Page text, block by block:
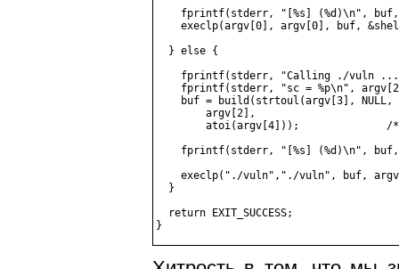
fprintf(stderr, "[%s] (%d)\n",
execlp(argv[0], argv[0], buf,
  } else {
fprintf(stderr, "Calling ./vuln
fprintf(stderr, "sc = %p\n",
buf = build(strtoul(argv[3], NULL,
        argv[2],
atoi(argv[4]));              /
fprintf(stderr, "[%s] (%d)\n",
execlp("./vuln","./vuln", buf,
  }
  return EXIT_SUCCESS;